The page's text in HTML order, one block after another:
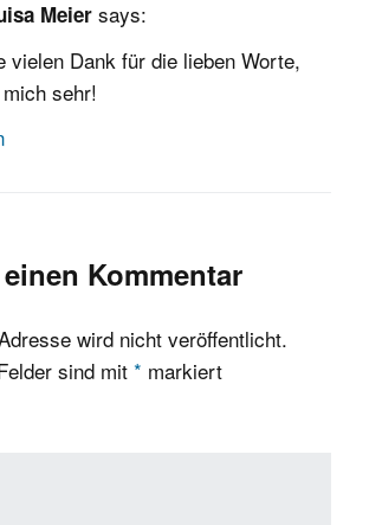
Meier says:
vielen Dank für die lieben Worte,
sehr!
Kommentar
wird nicht veröffentlicht.
sind mit * markiert